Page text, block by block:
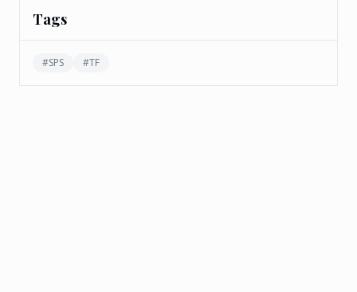
Tags
#SPS #TF